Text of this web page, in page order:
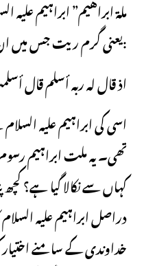
یعنی گرم ریت جس میں ان روٹی پکتی تھی وہ یہ تھی:
اذ قال له ربه أسلم قال
اسی کی ابراہیم علیہ
تھی۔ یہ ملت ابراہیم
کہاں سے نکالا گیا ہے؟
دراصل ابراہیم علیہ
خداوندی کے سامنے